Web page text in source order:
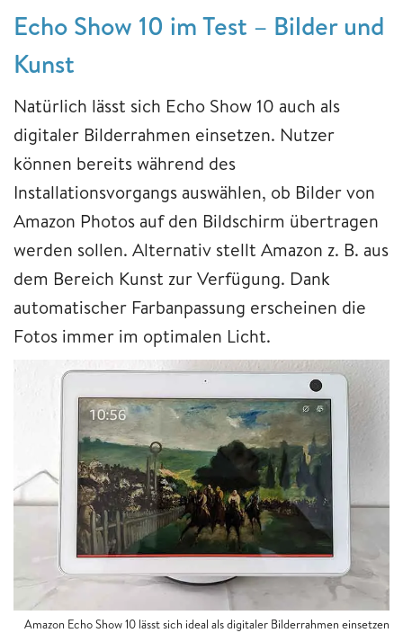
Echo Show 10 im Test – Bilder und
Kunst
Natürlich lässt sich Echo Show 10 auch als
digitaler Bilderrahmen einsetzen. Nutzer
können bereits während des
Installationsvorgangs auswählen, ob Bilder von
Amazon Photos auf den Bildschirm übertragen
werden sollen. Alternativ stellt Amazon z. B. aus
dem Bereich Kunst zur Verfügung. Dank
automatischer Farbanpassung erscheinen die
Fotos immer im optimalen Licht.
Amazon Echo Show 10 lässt sich ideal als digitaler Bilderrahmen einsetzen